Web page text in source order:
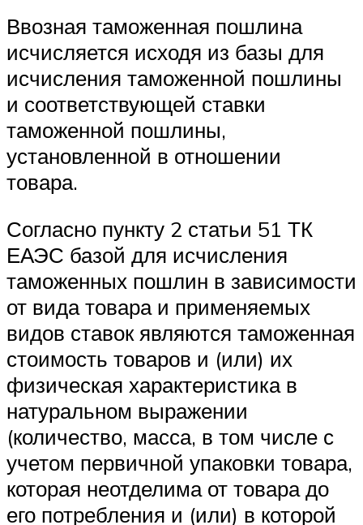
Ввозная таможенная пошлина
исчисляется исходя из базы для
исчисления таможенной пошлины
и соответствующей ставки
таможенной пошлины,
установленной в отношении
товара.
Согласно пункту 2 статьи 51 ТК
ЕАЭС базой для исчисления
таможенных пошлин в зависимости
от вида товара и применяемых
видов ставок являются таможенная
стоимость товаров и (или) их
физическая характеристика в
натуральном выражении
(количество, масса, в том числе с
учетом первичной упаковки товара,
которая неотделима от товара до
его потребления и (или) в которой